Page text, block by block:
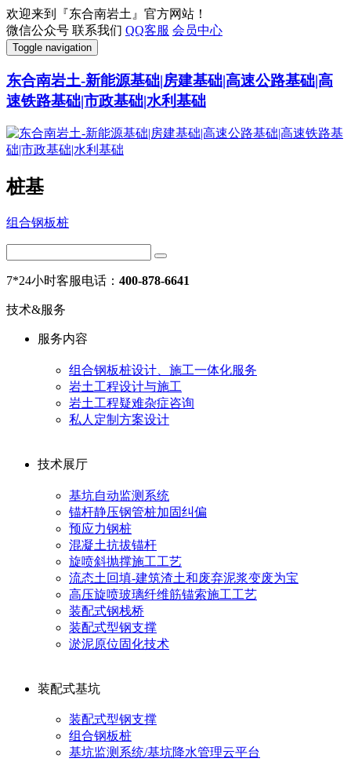
欢迎来到『东合南岩土』官方网站！
微信公众号 联系我们 QQ客服 会员中心
Toggle navigation
东合南岩土-新能源基础|房建基础|高速公路基础|高
速铁路基础|市政基础|水利基础
桩基
组合钢板桩
7*24小时客服电话： 400-878-6641
技术&服务
服务内容
组合钢板桩设计、施工一体化服务
岩土工程设计与施工
岩土工程疑难杂症咨询
私人定制方案设计
技术展厅
基坑自动监测系统
锚杆静压钢管桩加固纠偏
预应力钢桩
混凝土抗拔锚杆
旋喷斜抛撑施工工艺
流态土回填-建筑渣土和废弃泥浆变废为宝
高压旋喷玻璃纤维筋锚索施工工艺
装配式钢栈桥
装配式型钢支撑
淤泥原位固化技术
装配式基坑
装配式型钢支撑
组合钢板桩
基坑监测系统/基坑降水管理云平台